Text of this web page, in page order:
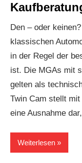
Den – oder
klassischen
in der Regel der
ist. Die MGAs mit
gelten als
Twin Cam stellt
eine Ausnahme
Weiterlesen